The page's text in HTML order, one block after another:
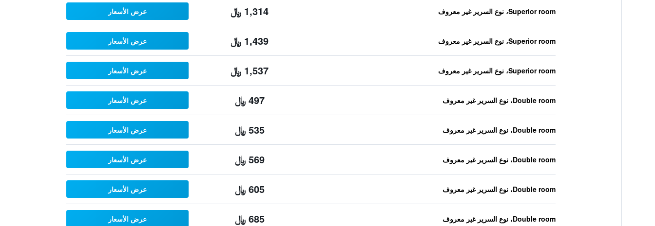
Superior room، نوع السرير غير معروف 1,314 ﷼ عرض الأسعار
Superior room، نوع السرير غير معروف 1,439 ﷼ عرض الأسعار
Superior room، نوع السرير غير معروف 1,537 ﷼ عرض الأسعار
Double room، نوع السرير غير معروف 497 ﷼ عرض الأسعار
Double room، نوع السرير غير معروف 535 ﷼ عرض الأسعار
Double room، نوع السرير غير معروف 569 ﷼ عرض الأسعار
Double room، نوع السرير غير معروف 605 ﷼ عرض الأسعار
Double room، نوع السرير غير معروف 685 ﷼ عرض الأسعار